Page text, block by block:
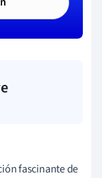
fascinante de